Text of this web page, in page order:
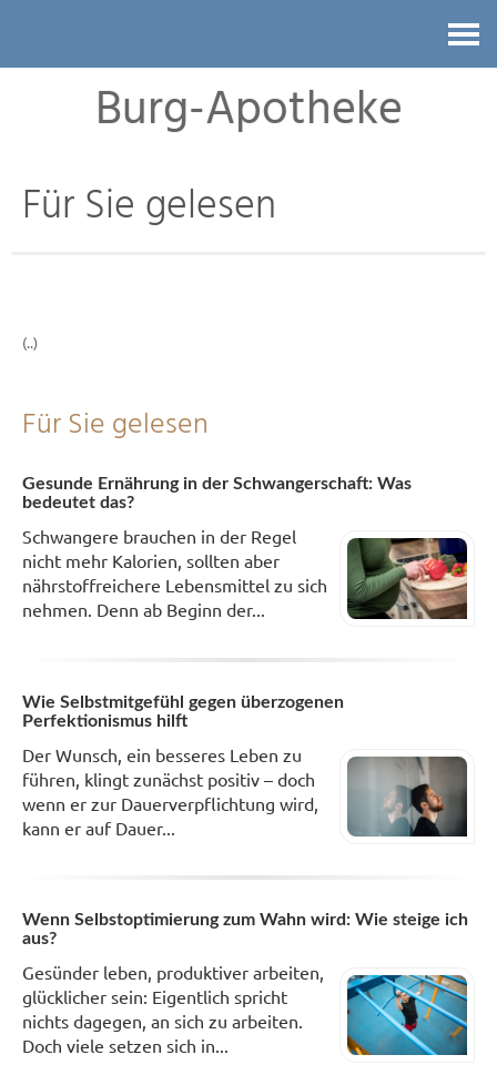
Burg-Apotheke
Für Sie gelesen
(..)
Für Sie gelesen
Gesunde Ernährung in der Schwangerschaft: Was
bedeutet das?
Schwangere brauchen in der Regel
nicht mehr Kalorien, sollten aber
nährstoffreichere Lebensmittel zu sich
nehmen. Denn ab Beginn der...
Wie Selbstmitgefühl gegen überzogenen
Perfektionismus hilft
Der Wunsch, ein besseres Leben zu
führen, klingt zunächst positiv – doch
wenn er zur Dauerverpflichtung wird,
kann er auf Dauer...
Wenn Selbstoptimierung zum Wahn wird: Wie steige ich
aus?
Gesünder leben, produktiver arbeiten,
glücklicher sein: Eigentlich spricht
nichts dagegen, an sich zu arbeiten.
Doch viele setzen sich in...